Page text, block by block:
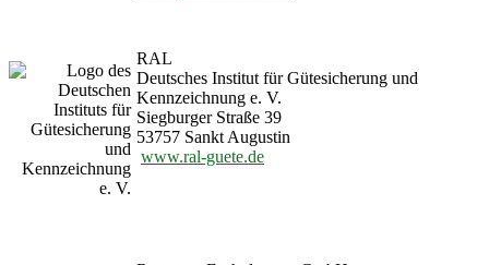
RAL
Deutsches Institut für Gütesicherung und
Kennzeichnung e. V.
Siegburger Straße 39
53757 Sankt Augustin
www.ral-guete.de